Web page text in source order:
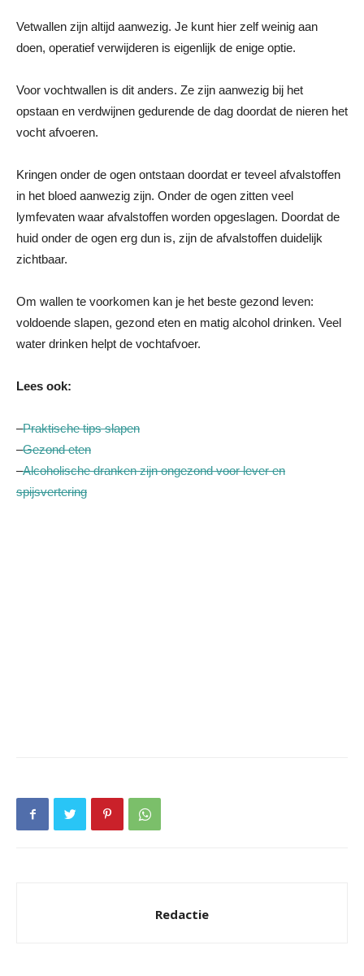
Vetwallen zijn altijd aanwezig. Je kunt hier zelf weinig aan
doen, operatief verwijderen is eigenlijk de enige optie.
Voor vochtwallen is dit anders. Ze zijn aanwezig bij het
opstaan en verdwijnen gedurende de dag doordat de nieren het
vocht afvoeren.
Kringen onder de ogen ontstaan doordat er teveel afvalstoffen
in het bloed aanwezig zijn. Onder de ogen zitten veel
lymfevaten waar afvalstoffen worden opgeslagen. Doordat de
huid onder de ogen erg dun is, zijn de afvalstoffen duidelijk
zichtbaar.
Om wallen te voorkomen kan je het beste gezond leven:
voldoende slapen, gezond eten en matig alcohol drinken. Veel
water drinken helpt de vochtafvoer.
Lees ook:
–Praktische tips slapen
–Gezond eten
–Alcoholische dranken zijn ongezond voor lever en
spijsvertering
Redactie